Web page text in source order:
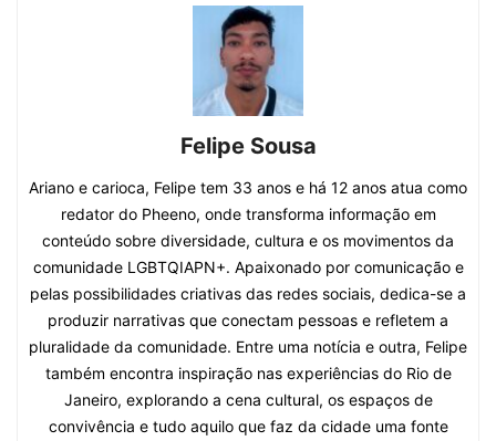
Felipe Sousa
Ariano e carioca, Felipe tem 33 anos e há 12 anos atua como
redator do Pheeno, onde transforma informação em
conteúdo sobre diversidade, cultura e os movimentos da
comunidade LGBTQIAPN+. Apaixonado por comunicação e
pelas possibilidades criativas das redes sociais, dedica-se a
produzir narrativas que conectam pessoas e refletem a
pluralidade da comunidade. Entre uma notícia e outra, Felipe
também encontra inspiração nas experiências do Rio de
Janeiro, explorando a cena cultural, os espaços de
convivência e tudo aquilo que faz da cidade uma fonte